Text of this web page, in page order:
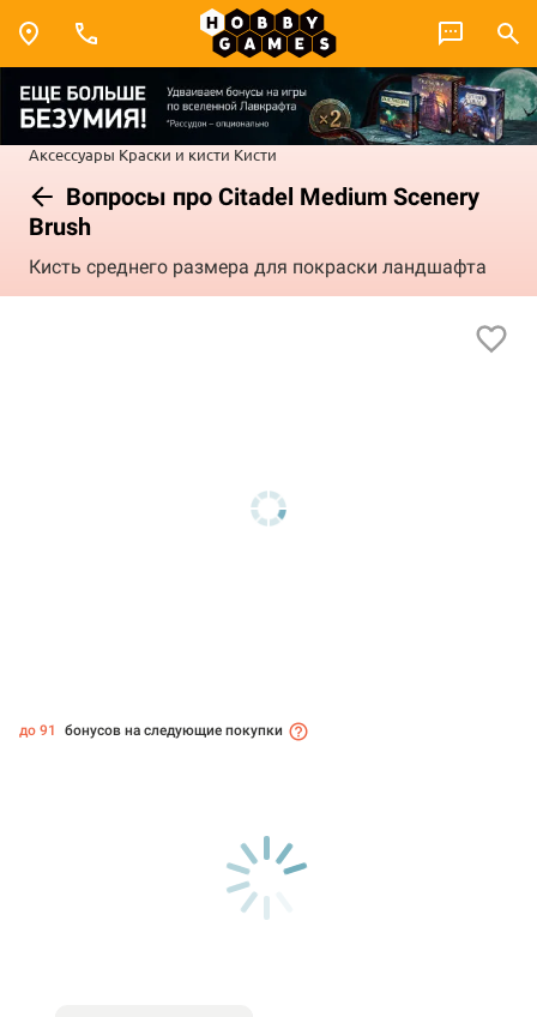
Аксессуары Краски и кисти Кисти
Вопросы про Citadel Medium Scenery
Brush
Кисть среднего размера для покраски ландшафта
до 91 бонусов на следующие покупки